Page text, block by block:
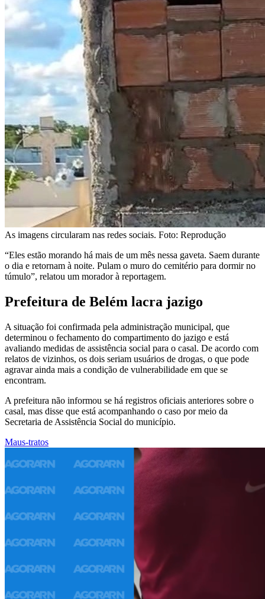
As imagens circularam nas redes sociais. Foto: Reprodução
“Eles estão morando há mais de um mês nessa gaveta. Saem durante
o dia e retornam à noite. Pulam o muro do cemitério para dormir no
túmulo”, relatou um morador à reportagem.
Prefeitura de Belém lacra jazigo
A situação foi confirmada pela administração municipal, que
determinou o fechamento do compartimento do jazigo e está
avaliando medidas de assistência social para o casal. De acordo com
relatos de vizinhos, os dois seriam usuários de drogas, o que pode
agravar ainda mais a condição de vulnerabilidade em que se
encontram.
A prefeitura não informou se há registros oficiais anteriores sobre o
casal, mas disse que está acompanhando o caso por meio da
Secretaria de Assistência Social do município.
Maus-tratos